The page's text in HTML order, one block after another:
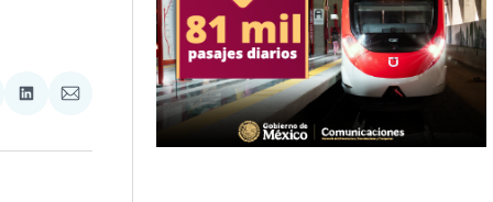
Compartir
LinkedIn
Compartir
Email